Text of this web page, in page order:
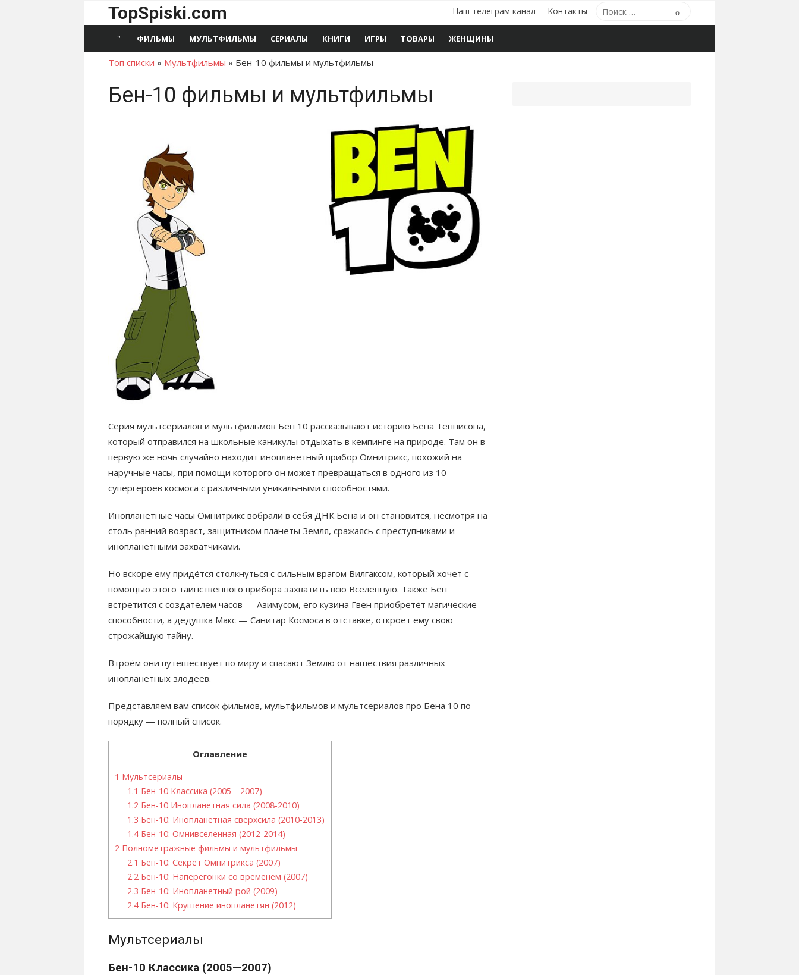
TopSpiski.com
Поиск
по:
Наш телеграм канал Контакты
ФИЛЬМЫ МУЛЬТФИЛЬМЫ СЕРИАЛЫ КНИГИ ИГРЫ ТОВАРЫ ЖЕНЩИНЫ
Топ списки » Мультфильмы » Бен-10 фильмы и мультфильмы
Бен-10 фильмы и мультфильмы
Серия мультсериалов и мультфильмов Бен 10 рассказывают историю Бена Теннисона,
который отправился на школьные каникулы отдыхать в кемпинге на природе. Там он в
первую же ночь случайно находит инопланетный прибор Омнитрикс, похожий на
наручные часы, при помощи которого он может превращаться в одного из 10
супергероев космоса с различными уникальными способностями.
Инопланетные часы Омнитрикс вобрали в себя ДНК Бена и он становится, несмотря на
столь ранний возраст, защитником планеты Земля, сражаясь с преступниками и
инопланетными захватчиками.
Но вскоре ему придётся столкнуться с сильным врагом Вилгаксом, который хочет с
помощью этого таинственного прибора захватить всю Вселенную. Также Бен
встретится с создателем часов — Азимусом, его кузина Гвен приобретёт магические
способности, а дедушка Макс — Санитар Космоса в отставке, откроет ему свою
строжайшую тайну.
Втроём они путешествует по миру и спасают Землю от нашествия различных
инопланетных злодеев.
Представляем вам список фильмов, мультфильмов и мультсериалов про Бена 10 по
порядку — полный список.
Оглавление
1 Мультсериалы
1.1 Бен-10 Классика (2005—2007)
1.2 Бен-10 Инопланетная сила (2008-2010)
1.3 Бен-10: Инопланетная сверхсила (2010-2013)
1.4Бен-10: Омнивселенная (2012-2014)
2 Полнометражные фильмы и мультфильмы
2.1 Бен-10: Секрет Омнитрикса (2007)
2.2 Бен-10: Наперегонки со временем (2007)
2.3 Бен-10: Инопланетный рой (2009)
2.4Бен-10: Крушение инопланетян (2012)
Мультсериалы
Бен-10 Классика (2005—2007)